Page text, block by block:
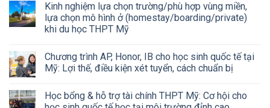
Kinh nghiệm lựa chọn trường/phù hợp vùng miền,
lựa chọn mô hình ở (homestay/boarding/private)
khi du học THPT Mỹ
Chương trình AP, Honor, IB cho học sinh quốc tế tại
Mỹ: Lợi thế, điều kiện xét tuyển, cách chuẩn bị
Học bổng & hỗ trợ tài chính THPT Mỹ: Cơ hội cho